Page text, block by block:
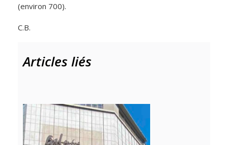
(environ 700).
C.B.
Articles liés